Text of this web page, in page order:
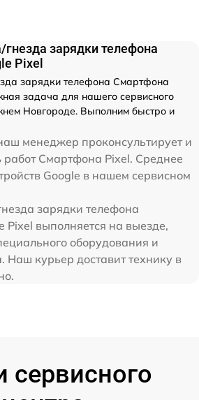
зарядки телефона
Pixel
зарядки телефона Смартфона
задача для нашего сервисного
Новгороде. Выполним быстро и
менеджер проконсультирует и
работ Смартфона Pixel. Среднее
Google в нашем сервисном
зарядки телефона
Pixel выполняется на выезде,
оборудования и
Наш курьер доставит технику в
сервисного